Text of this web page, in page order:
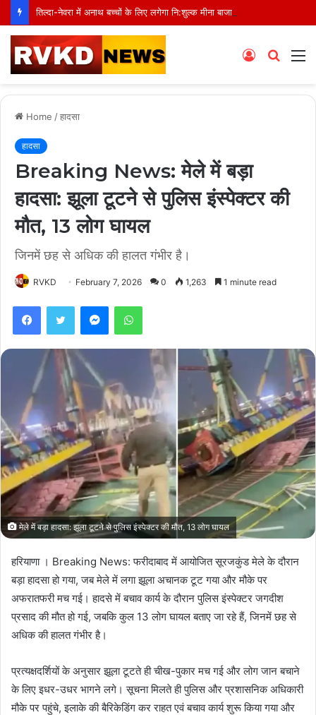
Search
Log
Home /हादसा
हादसा
Breaking News: मेले में बड़ा
हादसा: झूला टूटने से पुलिस इंस्पेक्टर की
मौत, 13 लोग घायल
जिनमें छह से अधिक की हालत गंभीर है।
RVKD February 7, 2026 0 1,263 1 minute read
FacebookTwitter MessengerWhatsApp
मेले में बड़ा हादसा: झूला टूटने से पुलिस इंस्पेक्टर की मौत, 13 लोग घायल
हरियाणा । Breaking News: फरीदाबाद में आयोजित सूरजकुंड मेले के दौरान
बड़ा हादसा हो गया, जब मेले में लगा झूला अचानक टूट गया और मौके पर
अफरातफरी मच गई। हादसे में बचाव कार्य के दौरान पुलिस इंस्पेक्टर जगदीश
प्रसाद की मौत हो गई, जबकि कुल 13 लोग घायल बताए जा रहे हैं, जिनमें छह से
अधिक की हालत गंभीर है।
प्रत्यक्षदर्शियों के अनुसार झूला टूटते ही चीख-पुकार मच गई और लोग जान बचाने
के लिए इधर-उधर भागने लगे। सूचना मिलते ही पुलिस और प्रशासनिक अधिकारी
मौके पर पहुंचे, इलाके की बैरिकेडिंग कर राहत एवं बचाव कार्य शुरू किया गया और